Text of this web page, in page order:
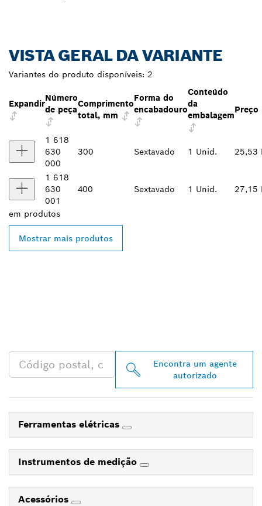
VISTA GERAL DA VARIANTE
Variantes do produto disponíveis: 2
Expandir
Número
de peça
Comprimento
total, mm
Forma do
encabadouro
Conteúdo
da
embalagem
Preço
1 618
630
000
300 Sextavado 1 Unid. 25,53
1 618
630
001
400 Sextavado 1 Unid. 27,15
em produtos
Mostrar mais produtos
Encontra um agente
autorizado
Ferramentas elétricas
Instrumentos de medição
Acessórios